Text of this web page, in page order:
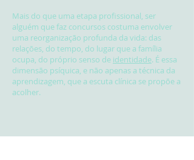
Mais do que uma etapa profissional, ser
alguém que faz concursos costuma envolver
uma reorganização profunda da vida: das
relações, do tempo, do lugar que a família
ocupa, do próprio senso de identidade. É essa
dimensão psíquica, e não apenas a técnica da
aprendizagem, que a escuta clínica se propõe a
acolher.